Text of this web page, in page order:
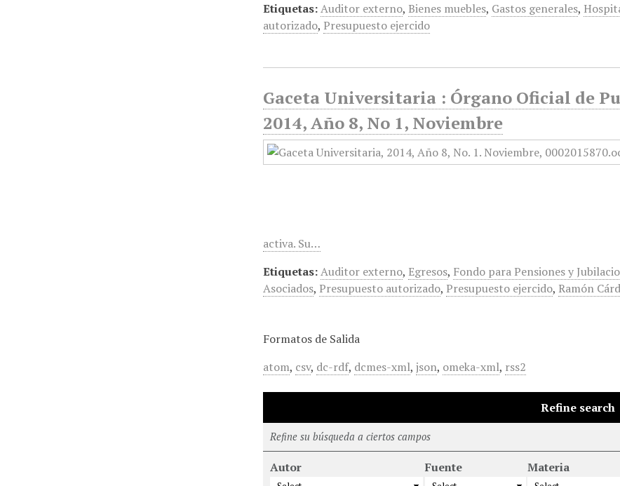
Etiquetas:Auditor externo, Bienes muebles, Gastos generales,
autorizado, Presupuesto ejercido
Gaceta Universitaria : Órgano Oficial de
2014, Año 8, No 1, Noviembre
activa. Su…
Etiquetas:Auditor externo, Egresos, Fondo para Pensiones y
Asociados, Presupuesto autorizado, Presupuesto ejercido, Ramón
Formatos de Salida
atom, csv, dc-rdf, dcmes-xml,json, omeka-xml, rss2
Refine search
Refine su búsqueda a ciertos campos
Autor Fuente Materia